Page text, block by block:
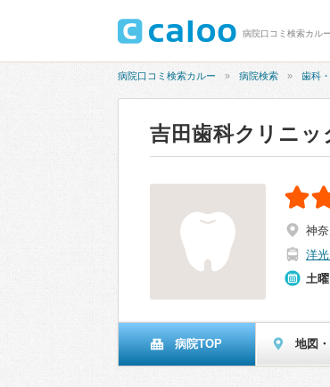
病院口コミ検索カル
病院口コミ検索カルー 病院検索 歯科
吉田歯科クリニッ
神
洋
土
病院TOP 地図